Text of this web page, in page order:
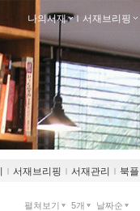
나의서재 ｌ 서재브리핑
ｌ 서재브리핑 ｌ 서재관리 ｌ 북플
펼쳐보기 5개 날짜순